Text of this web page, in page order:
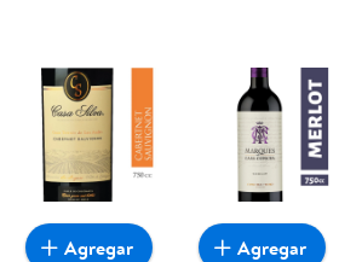
Agregar Agregar